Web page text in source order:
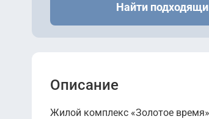
Найти
Описание
Жилой комплекс «Золотое